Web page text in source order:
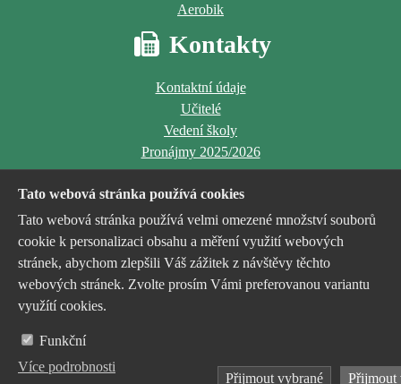
Aerobik
Kontakty
Kontaktní údaje
Učitelé
Vedení školy
Pronájmy 2025/2026
Jsme příspěvkovou organizací
zřízenou a financovanou
Nastavení cookies
Tato webová stránka používá cookies
Tato webová stránka používá velmi omezené množství souborů
cookie k personalizaci obsahu a měření využití webových
stránek, abychom zlepšili Váš zážitek z návštěvy těchto
webových stránek. Zvolte prosím Vámi preferovanou variantu
využítí cookies.
Funkční
Více podrobnosti
Přijmout vybrané Přijmout